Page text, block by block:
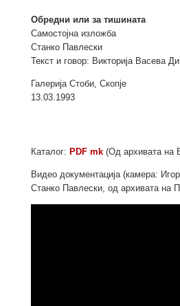
Обредни или за тишината
Самостојна изложба
Станко Павлески
Текст и говор: Викторија Васева
Галерија Стоби, Скопје
13.03.1993
Каталог: PDF mk (Од архивата на
Видео документација (камера:
Станко Павлески, од архивата на